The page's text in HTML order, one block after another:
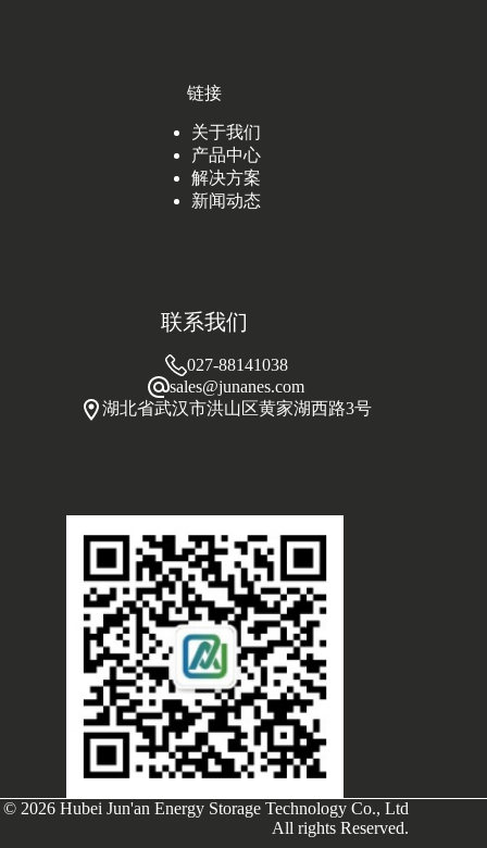
链接
关于我们
产品中心
解决方案
新闻动态
联系我们
027-88141038
sales@junanes.com
湖北省武汉市洪山区黄家湖西路3号
© 2026 Hubei Jun'an Energy Storage Technology Co., Ltd
All rights Reserved.